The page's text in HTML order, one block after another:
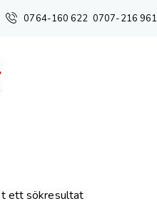
0764-160 622 0707-216 961
ett sökresultat